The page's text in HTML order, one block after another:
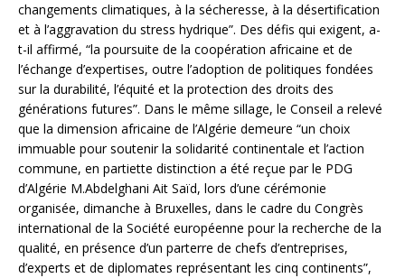
changements climatiques, à la sécheresse, à la désertification
et à l’aggravation du stress hydrique”. Des défis qui exigent, a-
t-il affirmé, “la poursuite de la coopération africaine et de
l’échange d’expertises, outre l’adoption de politiques fondées
sur la durabilité, l’équité et la protection des droits des
générations futures”. Dans le même sillage, le Conseil a relevé
que la dimension africaine de l’Algérie demeure “un choix
immuable pour soutenir la solidarité continentale et l’action
commune, en partiette distinction a été reçue par le PDG
d’Algérie M.Abdelghani Ait Saïd, lors d’une cérémonie
organisée, dimanche à Bruxelles, dans le cadre du Congrès
international de la Société européenne pour la recherche de la
qualité, en présence d’un parterre de chefs d’entreprises,
d’experts et de diplomates représentant les cinq continents”,